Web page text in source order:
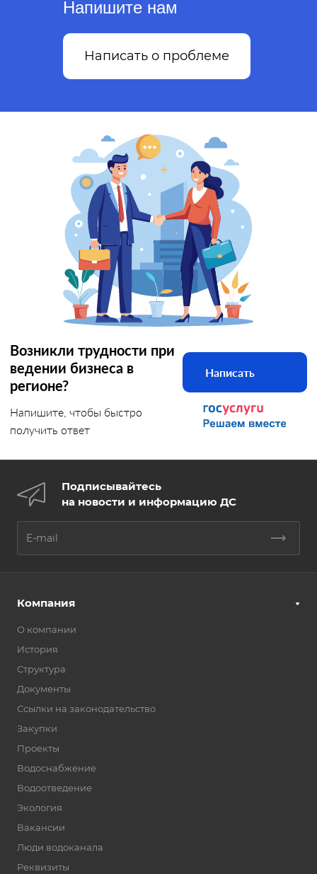
Напишите нам
Написать о проблеме
Возникли трудности при
ведении бизнеса в
регионе?
Напишите, чтобы быстро
получить ответ
Написать
Подписывайтесь
на новости и информацию ДС
Компания
О компании
История
Структура
Документы
Ссылки на законодательство
Закупки
Проекты
Водоснабжение
Водоотведение
Экология
Вакансии
Люди водоканала
Реквизиты